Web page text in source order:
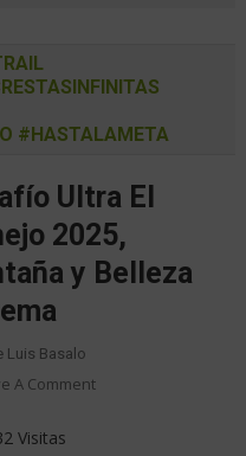
#HASTALAMETA
Ultra El
2025,
y Belleza
Luis Basalo
A Comment
Visitas